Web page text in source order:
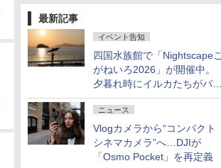
最新記事
イベント告知
四国水族館で「Nightscapeこ
がねいろ2026」が開催中。
夕暮れ時にイルカたちがパフ
ォーマンスを繰り広げる
ニュース
Vlogカメラから“コンパクト
シネマカメラ”へ…DJIが
「Osmo Pocket」を再定義